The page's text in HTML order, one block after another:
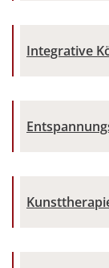
Integrative